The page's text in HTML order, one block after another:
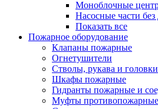
Моноблочные
Насосные части без
Показать все
Пожарное оборудование
Клапаны пожарные
Огнетушители
Стволы, рукава и
Шкафы пожарные
Гидранты пожарные и
Муфты противопожарные